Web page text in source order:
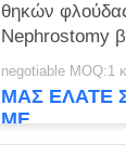
θηκών
Nephrostomy
διαδερματικό
negotiable MOQ:1
ΜΑΣ ΕΛΆΤΕ
ΜΕ